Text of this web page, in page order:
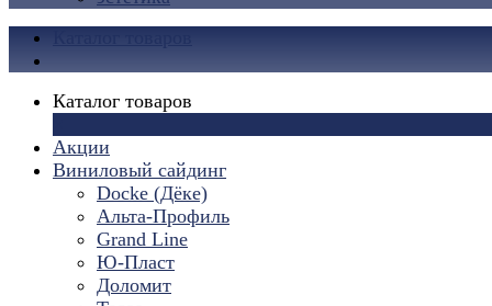
Каталог товаров
Акции
Виниловый сайдинг
Docke (Дёке)
Альта-Профиль
Grand Line
Ю-Пласт
Доломит